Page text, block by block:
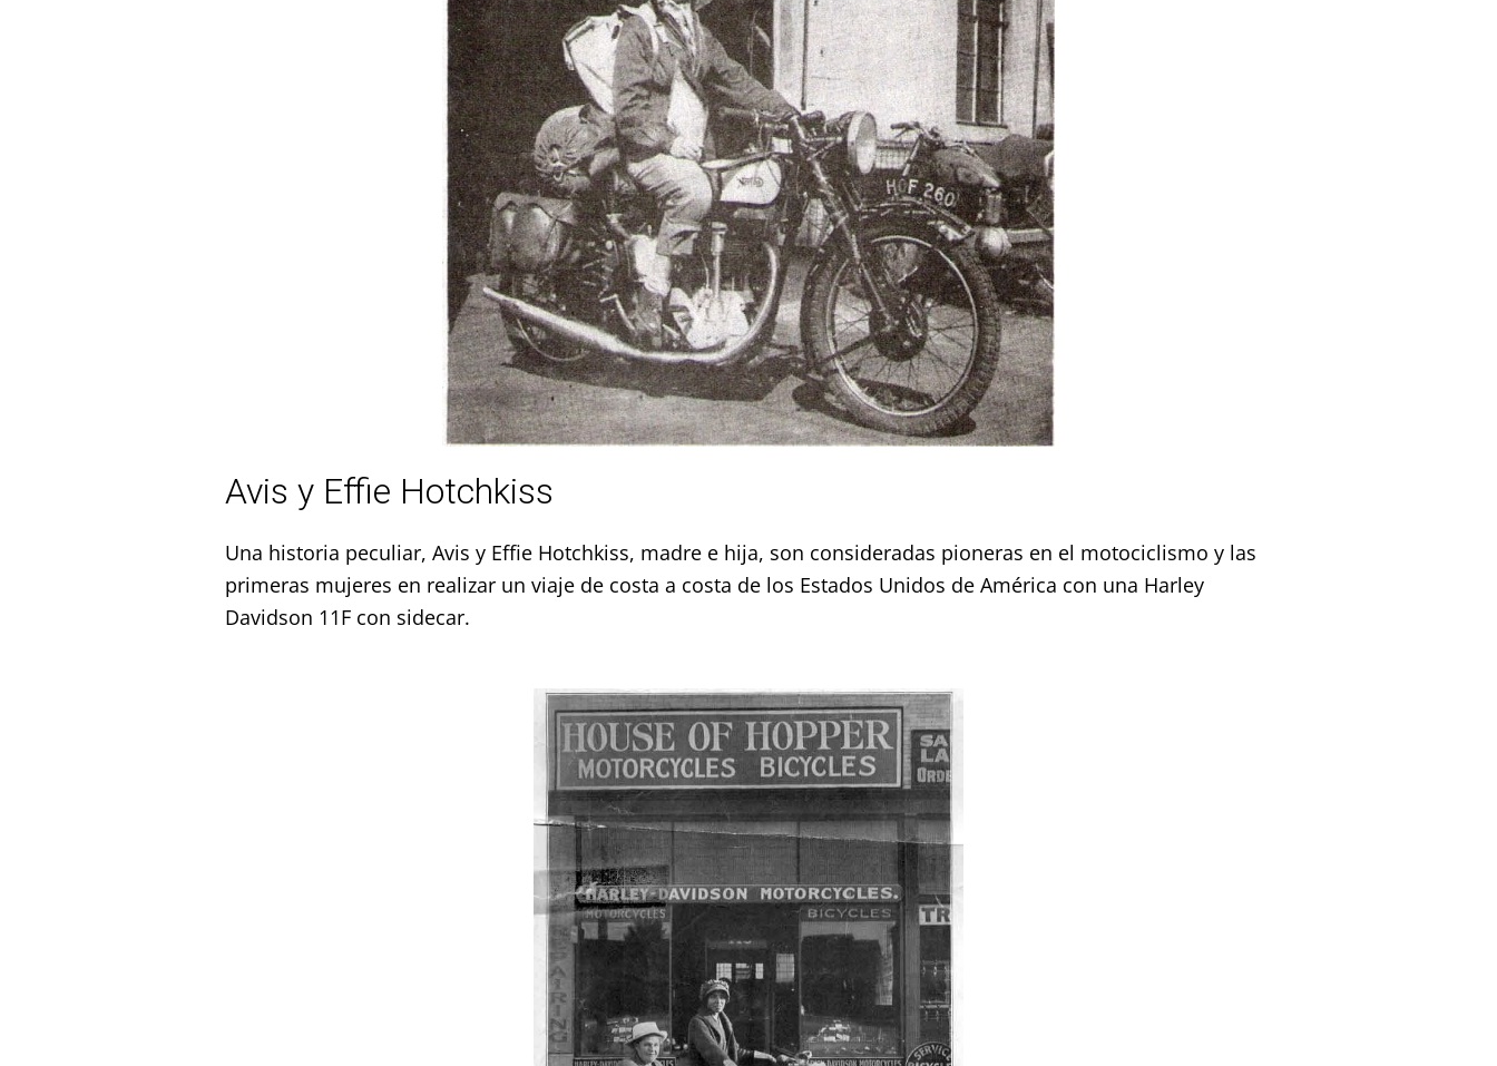
Avis y Effie Hotchkiss
Una historia peculiar, Avis y Effie Hotchkiss, madre e hija, son consideradas pioneras en el motociclismo y las
primeras mujeres en realizar un viaje de costa a costa de los Estados Unidos de América con una Harley
Davidson 11F con sidecar.